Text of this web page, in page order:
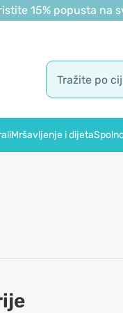
15% popusta na
Mršavljenje i dijeta